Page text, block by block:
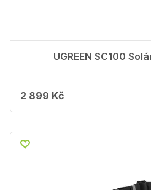
UGREEN SC100
2 899 Kč